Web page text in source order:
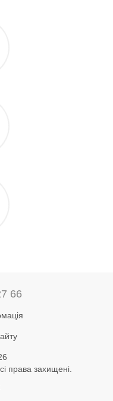
66
права захищені.